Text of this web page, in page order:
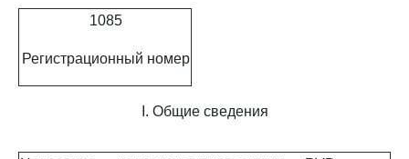
1085
Регистрационный номер
I. Общие сведения